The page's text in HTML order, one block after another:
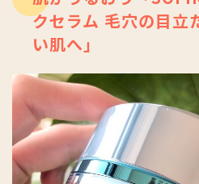
クセラム 毛穴の目立
い肌へ」